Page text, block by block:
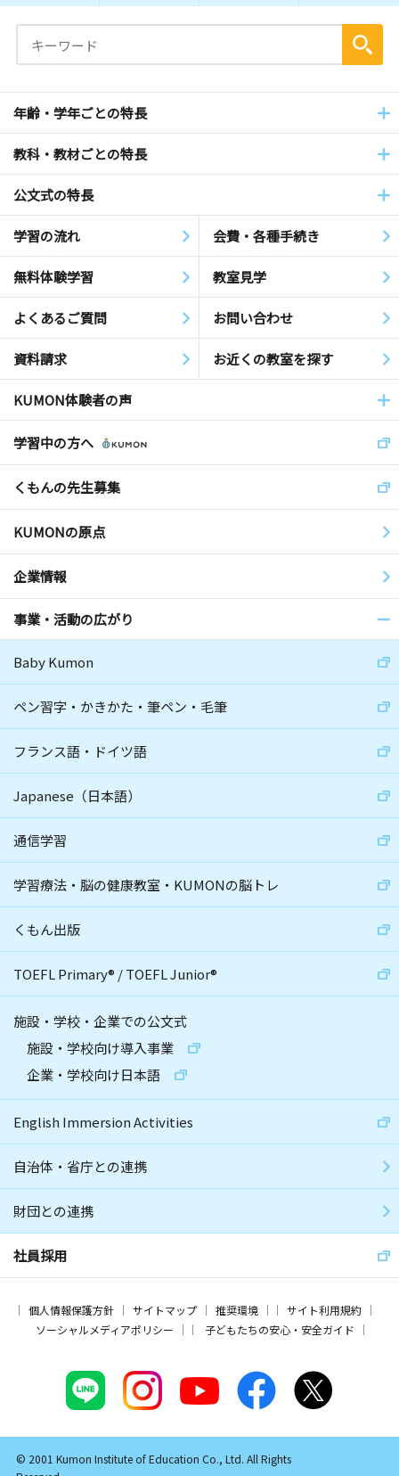
年齢・学年ごとの特長
教科・教材ごとの特長
公文式の特長
学習の流れ 会費・各種手続き
無料体験学習 教室見学
よくあるご質問 お問い合わせ
資料請求 お近くの教室を探す
KUMON体験者の声
学習中の方へ
くもんの先生募集
KUMONの原点
企業情報
事業・活動の広がり
Baby Kumon
ペン習字・かきかた・筆ペン・毛筆
フランス語・ドイツ語
Japanese（日本語）
通信学習
学習療法・脳の健康教室・KUMONの脳トレ
くもん出版
TOEFL Primary® /TOEFL Junior®
施設・学校・企業での公文式
施設・学校向け導入事業
企業・学校向け日本語
English Immersion Activities
自治体・省庁との連携
財団との連携
社員採用
個人情報保護方針 サイトマップ 推奨環境
サイト利用規約
ソーシャルメディアポリシー
子どもたちの安心・安全ガイド
© 2001 Kumon Institute of Education Co., Ltd. All Rights